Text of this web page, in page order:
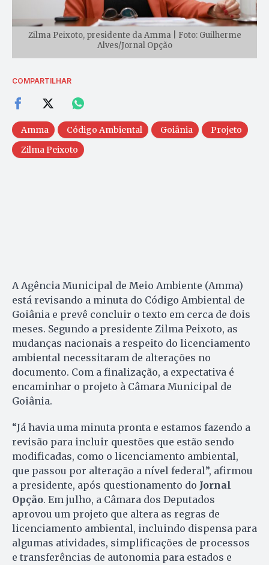
Zilma Peixoto, presidente da Amma | Foto: Guilherme
Alves/Jornal Opção
COMPARTILHAR
Amma Código Ambiental Goiânia
Projeto
Zilma Peixoto
A Agência Municipal de Meio Ambiente (Amma)
está revisando a minuta do Código Ambiental de
Goiânia e prevê concluir o texto em cerca de dois
meses. Segundo a presidente Zilma Peixoto, as
mudanças nacionais a respeito do licenciamento
ambiental necessitaram de alterações no
documento. Com a finalização, a expectativa é
encaminhar o projeto à Câmara Municipal de
Goiânia.
“Já havia uma minuta pronta e estamos fazendo a
revisão para incluir questões que estão sendo
modificadas, como o licenciamento ambiental,
que passou por alteração a nível federal”, afirmou
a presidente, após questionamento do Jornal
Opção. Em julho, a Câmara dos Deputados
aprovou um projeto que altera as regras de
licenciamento ambiental, incluindo dispensa para
algumas atividades, simplificações de processos
e transferências de autonomia para estados e